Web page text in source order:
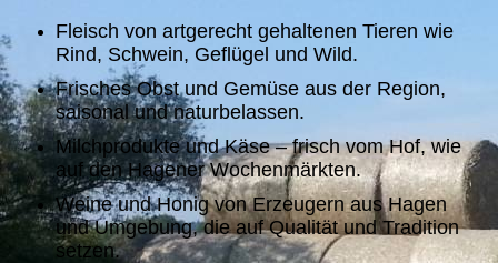
Fleisch von artgerecht gehaltenen Tieren wie
Rind, Schwein, Geflügel und Wild.
Frisches Obst und Gemüse aus der Region,
saisonal und naturbelassen.
Milchprodukte und Käse – frisch vom Hof, wie
auf den Hagener Wochenmärkten.
Weine und Honig von Erzeugern aus Hagen
und Umgebung, die auf Qualität und Tradition
setzen.